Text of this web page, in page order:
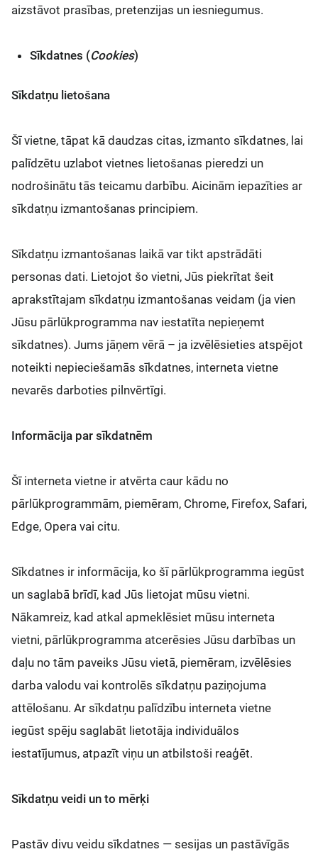
aizstāvot prasības, pretenzijas un iesniegumus.
Sīkdatnes (Cookies)
Sīkdatņu lietošana
Šī vietne, tāpat kā daudzas citas, izmanto sīkdatnes, lai
palīdzētu uzlabot vietnes lietošanas pieredzi un
nodrošinātu tās teicamu darbību. Aicinām iepazīties ar
sīkdatņu izmantošanas principiem.
Sīkdatņu izmantošanas laikā var tikt apstrādāti
personas dati. Lietojot šo vietni, Jūs piekrītat šeit
aprakstītajam sīkdatņu izmantošanas veidam (ja vien
Jūsu pārlūkprogramma nav iestatīta nepieņemt
sīkdatnes). Jums jāņem vērā – ja izvēlēsieties atspējot
noteikti nepieciešamās sīkdatnes, interneta vietne
nevarēs darboties pilnvērtīgi.
Informācija par sīkdatnēm
Šī interneta vietne ir atvērta caur kādu no
pārlūkprogrammām, piemēram, Chrome, Firefox, Safari,
Edge, Opera vai citu.
Sīkdatnes ir informācija, ko šī pārlūkprogramma iegūst
un saglabā brīdī, kad Jūs lietojat mūsu vietni.
Nākamreiz, kad atkal apmeklēsiet mūsu interneta
vietni, pārlūkprogramma atcerēsies Jūsu darbības un
daļu no tām paveiks Jūsu vietā, piemēram, izvēlēsies
darba valodu vai kontrolēs sīkdatņu paziņojuma
attēlošanu. Ar sīkdatņu palīdzību interneta vietne
iegūst spēju saglabāt lietotāja individuālos
iestatījumus, atpazīt viņu un atbilstoši reaģēt.
Sīkdatņu veidi un to mērķi
Pastāv divu veidu sīkdatnes — sesijas un pastāvīgās